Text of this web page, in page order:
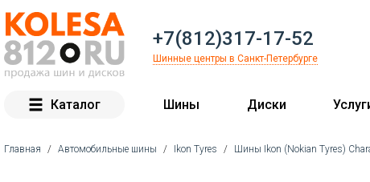
+7(812)317-17-52
Шинные центры в Санкт-Петербурге
Каталог Шины Диски
Главная / Автомобильные шины / Ikon Tyres / Шины Ikon (Nokian Tyres)